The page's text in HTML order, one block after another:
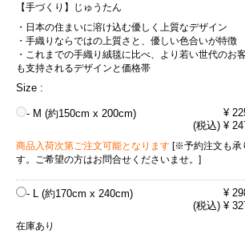
【手づくり】じゅうたん
・日本の住まいに溶け込む優しく上質なデザイン
・手織りならではの上質さと、優しい色合いが特徴
・これまでの手織り絨毯に比べ、より若い世代のお
も支持されるデザインと価格帯
Size :
- M (約150cm x 200cm)
¥
(税込) ¥
商品入荷次第ご注文可能となります [※予約注文も承
す。ご希望の方はお問合せくださいませ。]
- L (約170cm x 240cm)
¥
(税込) ¥
在庫あり